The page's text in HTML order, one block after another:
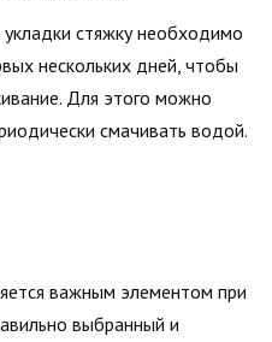
укладки стяжку необходимо
нескольких дней, чтобы
Для этого можно
смачивать водой.
важным элементом при
выбранный и